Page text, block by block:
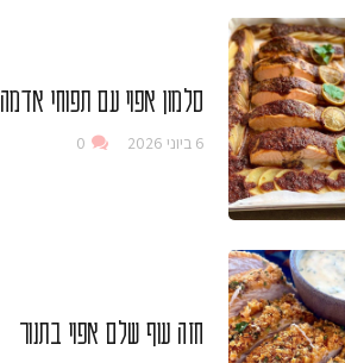
סלמון אפוי עם תפוחי אדמה
6 ביוני 2026 0
חזה עוף שלם אפוי בתנור